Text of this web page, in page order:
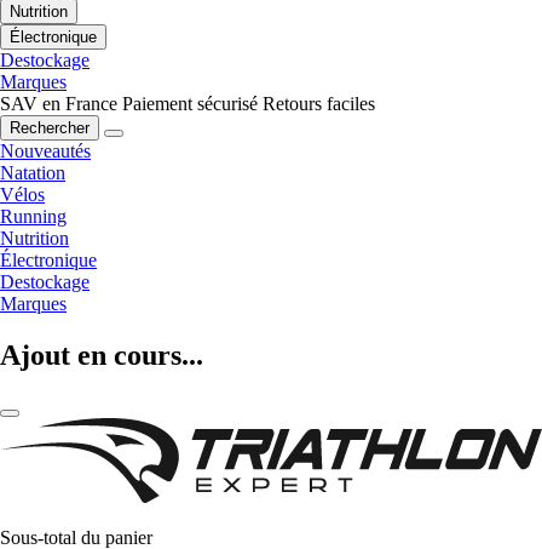
Nutrition
Électronique
Destockage
Marques
SAV en France Paiement sécurisé Retours faciles
Rechercher
Nouveautés
Natation
Vélos
Running
Nutrition
Électronique
Destockage
Marques
Ajout en cours...
Sous-total du panier